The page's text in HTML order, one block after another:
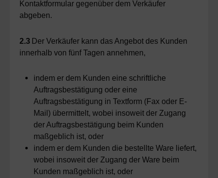
Kontaktformular gegenüber dem Verkäufer
abgeben.
2.3 Der Verkäufer kann das Angebot des Kunden
innerhalb von fünf Tagen annehmen,
indem er dem Kunden eine schriftliche
Auftragsbestätigung oder eine
Auftragsbestätigung in Textform (Fax oder E-
Mail) übermittelt, wobei insoweit der Zugang
der Auftragsbestätigung beim Kunden
maßgeblich ist, oder
indem er dem Kunden die bestellte Ware liefert,
wobei insoweit der Zugang der Ware beim
Kunden maßgeblich ist, oder